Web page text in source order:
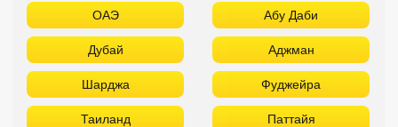
ОАЭ Абу Даби
Дубай Аджман
Шарджа Фуджейра
Таиланд Паттайя